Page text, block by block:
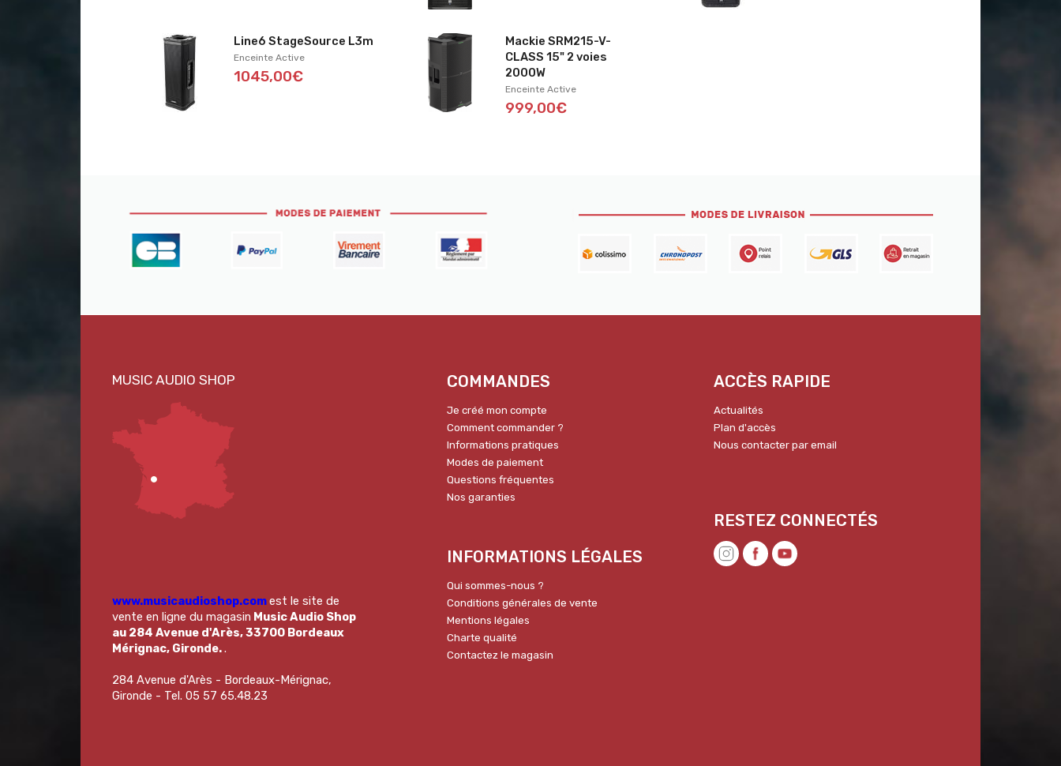
Line6 StageSource L3m
Enceinte Active
1045,00€
Mackie SRM215-V-
CLASS 15" 2 voies
2000W
Enceinte Active
999,00€
www.musicaudioshop.comest le site de
vente en ligne du magasin Music Audio Shop
au 284 Avenue d'Arès, 33700 Bordeaux
Mérignac, Gironde..
284 Avenue d'Arès - Bordeaux-Mérignac,
Gironde - Tel. 05 57 65.48.23
COMMANDES
Je créé mon compte
Comment commander ?
Informations pratiques
Modes de paiement
Questions fréquentes
Nos garanties
INFORMATIONS LÉGALES
Qui sommes-nous ?
Conditions générales de vente
Mentions légales
Charte qualité
Contactez le magasin
ACCÈS RAPIDE
Actualités
Plan d'accès
Nous contacter par email